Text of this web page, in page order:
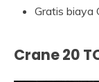
Gratis biaya
Crane 20